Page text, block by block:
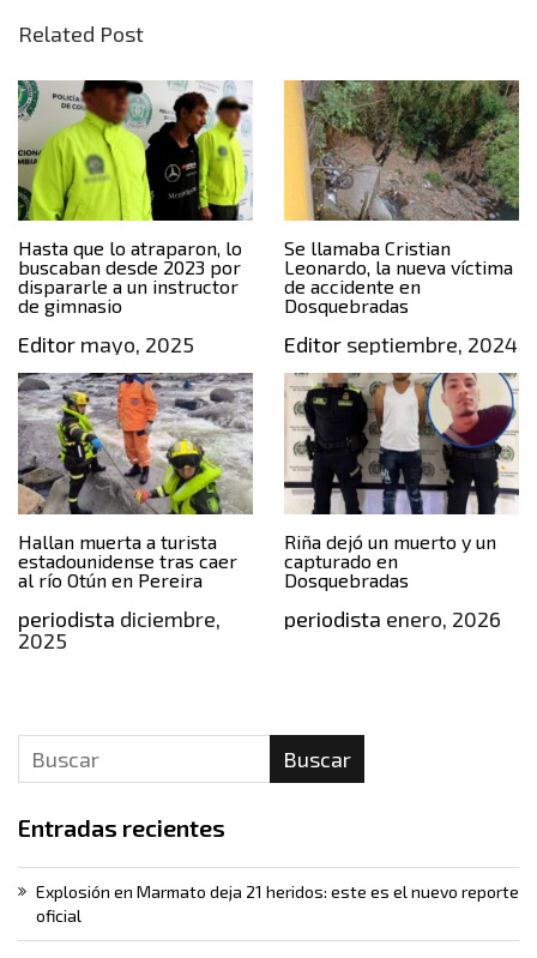
Related Post
Hasta que lo atraparon, lo
buscaban desde 2023 por
dispararle a un instructor
de gimnasio
Editor mayo, 2025
Se llamaba Cristian
Leonardo, la nueva víctima
de accidente en
Dosquebradas
Editorseptiembre, 2024
Hallan muerta a turista
estadounidense tras caer
al río Otún en Pereira
periodista diciembre,
2025
Riña dejó un muerto y un
capturado en
Dosquebradas
periodista enero, 2026
Buscar
Entradas recientes
Explosión en Marmato deja 21 heridos: este es el nuevo reporte
oficial